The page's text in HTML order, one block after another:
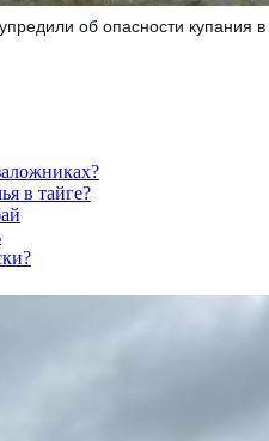
об опасности купания в
в тайге?